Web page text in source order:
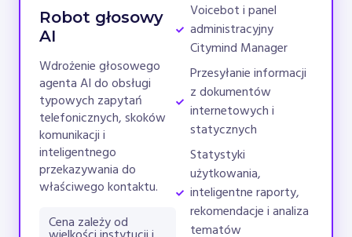
Robot głosowy
AI
Wdrożenie głosowego
agenta AI do obsługi
typowych zapytań
telefonicznych, skoków
komunikacji i
inteligentnego
przekazywania do
właściwego kontaktu.
Cena zależy od
Voicebot i panel
administracyjny
Citymind Manager
Przesyłanie informacji
z dokumentów
internetowych i
statycznych
Statystyki
użytkowania,
inteligentne raporty,
rekomendacje i analiza
tematów